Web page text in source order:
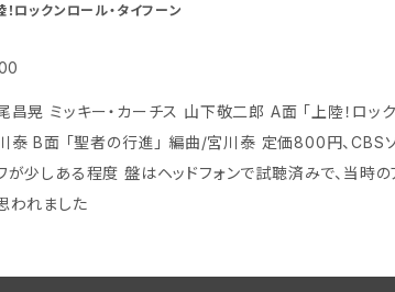
！ロックンロール・タイフーン
ミッキー・カーチス 山下敬二郎 A面 「上陸！ロックンロール・タイフーン」 構成/橋本淳、編曲/
800円、CBSソニー、番号08SH158 ジャケットの状態は
度 盤はヘッドフォンで試聴済みで、当時のアナログ中古盤としては特に問題ないよう
われました